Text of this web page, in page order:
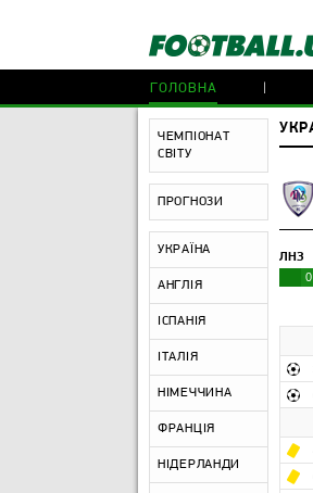
ГОЛОВНА
ЧЕМПІОНАТ
СВІТУ
ПРОГНОЗИ
УКРАЇНА
АНГЛІЯ
ІСПАНІЯ
ІТАЛІЯ
НІМЕЧЧИНА
ФРАНЦІЯ
НІДЕРЛАНДИ
ЛНЗ
0